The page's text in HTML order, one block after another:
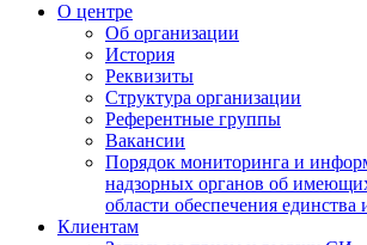
О центре
Об организации
История
Реквизиты
Структура организации
Референтные группы
Вакансии
Порядок мониторинга и
надзорных органов об
области обеспечения единства
Клиентам